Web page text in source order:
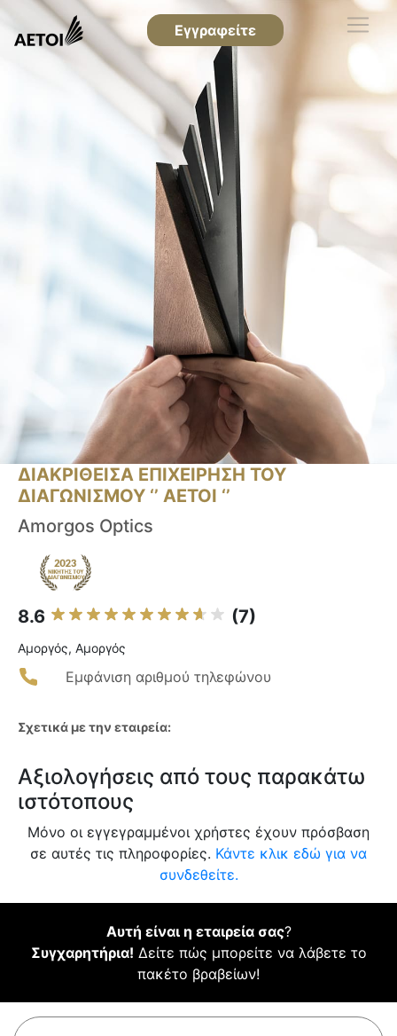
Εγγραφείτε
ΔΙΑΚΡΙΘΕΙΣΑ ΕΠΙΧΕΙΡΗΣΗ ΤΟΥ
ΔΙΑΓΩΝΙΣΜΟΥ ‘’ ΑΕΤΟΙ ‘’
Amorgos Optics
8.6 (7)
Αμοργός, Αμοργός
Εμφάνιση αριθμού τηλεφώνου
Σχετικά με την εταιρεία:
Αξιολογήσεις από τους παρακάτω
ιστότοπους
Μόνο οι εγγεγραμμένοι χρήστες έχουν πρόσβαση
σε αυτές τις πληροφορίες. Κάντε κλικ εδώ για να
συνδεθείτε.
Αυτή είναι η εταιρεία σας?
Συγχαρητήρια! Δείτε πώς μπορείτε να λάβετε το
πακέτο βραβείων!